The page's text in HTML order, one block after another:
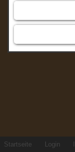
Startseite Login